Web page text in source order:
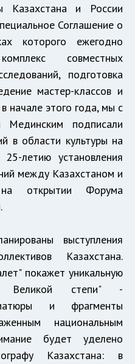
Казахстана и России
Соглашение о
которого ежегодно
совместных
подготовка
мастер-классов и
начале этого года, мы с
Мединским подписали
в области культуры на
летию установления
между Казахстаном и
открытии Форума
выступления
Казахстана.
покажет уникальную
Великой степи" -
и фрагменты
национальным
будет уделено
Казахстана: в